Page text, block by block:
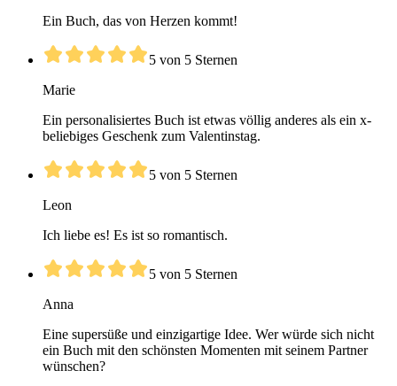
Ein Buch, das von Herzen kommt!
5 von 5 Sternen
Marie
Ein personalisiertes Buch ist etwas völlig anderes als ein x-
beliebiges Geschenk zum Valentinstag.
5 von 5 Sternen
Leon
Ich liebe es! Es ist so romantisch.
5 von 5 Sternen
Anna
Eine supersüße und einzigartige Idee. Wer würde sich nicht
ein Buch mit den schönsten Momenten mit seinem Partner
wünschen?